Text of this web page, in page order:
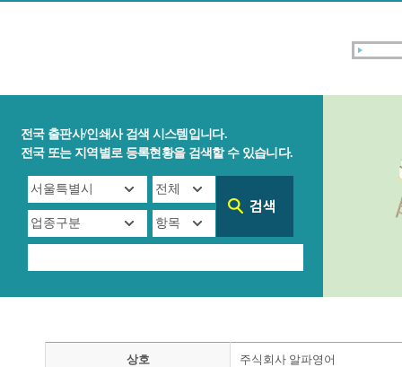
전국 출판사/인쇄사 검색 시스템입니다.
전국 또는 지역별로 등록현황을 검색할 수 있습니다.
상호 주식회사 알파영어